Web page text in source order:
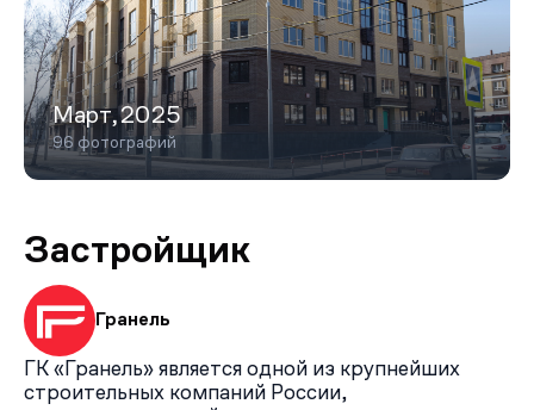
Март,2025
96 фотографий
Застройщик
Гранель
ГК «Гранель» является одной из крупнейших
строительных компаний России,